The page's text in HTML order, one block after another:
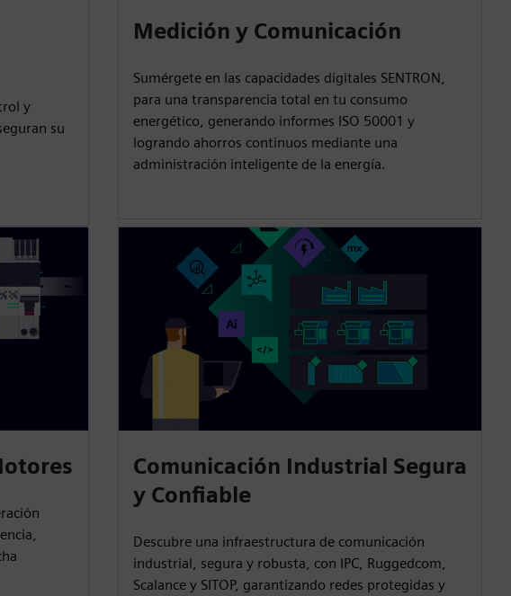
y
su
Medición y Comunicación
Sumérgete en las capacidades digitales SENTRON,
para una transparencia total en tu consumo
energético, generando informes ISO 50001 y
logrando ahorros continuos mediante una
administración inteligente de la energía.
Comunicación Industrial Segura
y Confiable
Descubre una infraestructura de comunicación
industrial, segura y robusta, con IPC, Ruggedcom,
Scalance y SITOP, garantizando redes protegidas y